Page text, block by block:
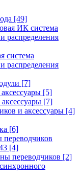
[49]
ИК система
распределения
система
распределения
[7]
[5]
[7]
и аксессуары [4]
[6]
[4]
переводчиков [2]